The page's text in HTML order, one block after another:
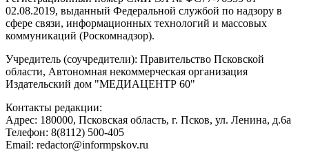
02.08.2019, выданный Федеральной службой по надзору в
сфере связи, информационных технологий и массовых
коммуникаций (Роскомнадзор).
Учредитель (соучредители): Правительство Псковской
области, Автономная некоммерческая организация
Издательский дом "МЕДИАЦЕНТР 60"
Контакты редакции:
Адреc: 180000, Псковская область, г. Псков, ул. Ленина, д.6а
Телефон: 8(8112) 500-405
Email: redactor@informpskov.ru